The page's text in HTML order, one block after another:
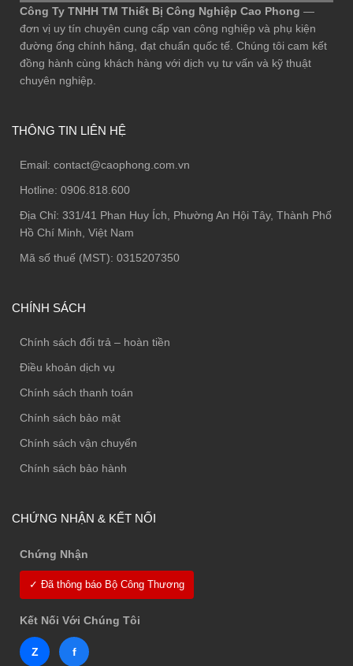
Công Ty TNHH TM Thiết Bị Công Nghiệp Cao Phong —
đơn vị uy tín chuyên cung cấp van công nghiệp và phụ kiện
đường ống chính hãng, đạt chuẩn quốc tế. Chúng tôi cam kết
đồng hành cùng khách hàng với dịch vụ tư vấn và kỹ thuật
chuyên nghiệp.
THÔNG TIN LIÊN HỆ
Email: contact@caophong.com.vn
Hotline: 0906.818.600
Địa Chỉ: 331/41 Phan Huy Ích, Phường An Hội Tây, Thành Phố
Hồ Chí Minh, Việt Nam
Mã số thuế (MST): 0315207350
CHÍNH SÁCH
Chính sách đổi trả – hoàn tiền
Điều khoản dịch vụ
Chính sách thanh toán
Chính sách bảo mật
Chính sách vận chuyển
Chính sách bảo hành
CHỨNG NHẬN & KẾT NỐI
Chứng Nhận
✓ Đã thông báo Bộ Công Thương
Kết Nối Với Chúng Tôi
Z f